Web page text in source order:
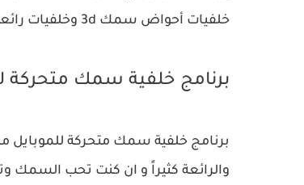
خلفيات أحواض سمك 3d وخلفيات رائعة كثيراً تابع للتعرف عليه.
برنامج خلفية سمك متحركة
برنامج خلفية سمك متحركة
والرائعة كثيراً و ان كنت تحب